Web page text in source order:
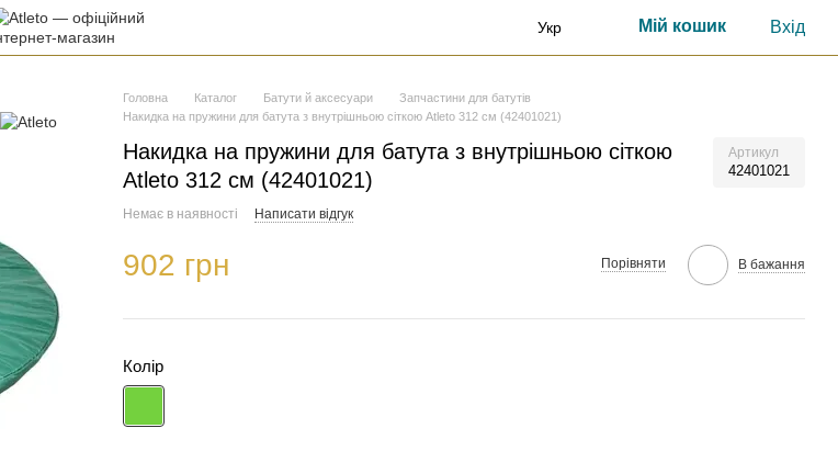
Укр Мій кошик Вхід
Головна Каталог Батути й аксесуари
Запчастини для батутів
Накидка на пружини для батута з внутрішньою сіткою Atleto 312 см (42401021)
Накидка на пружини для батута з внутрішньою сіткою
Atleto 312 см (42401021)
Артикул
42401021
Немає в наявності Написати відгук
902 грн Порівняти В бажання
Колір